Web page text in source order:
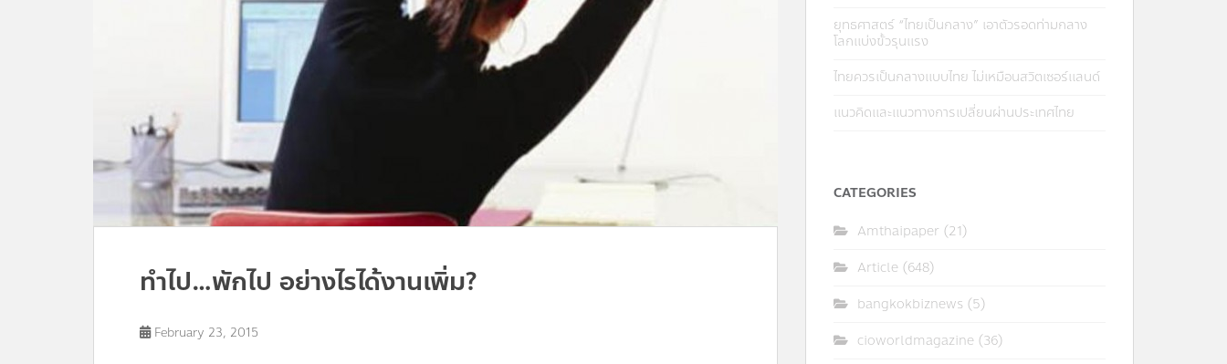
ทำไป…พักไป อย่างไรได้งานเพิ่ม?
February 23, 2015
ยุทธศาสตร์ “ไทยเป็นกลาง” เอาตัวรอดท่ามกลาง
โลกแบ่งขั้วรุนแรง
ไทยควรเป็นกลางแบบไทย ไม่เหมือนสวิตเซอร์แลนด์
แนวคิดและแนวทางการเปลี่ยนผ่านประเทศไทย
CATEGORIES
Amthaipaper (21)
Article (648)
bangkokbiznews (5)
cioworldmagazine (36)